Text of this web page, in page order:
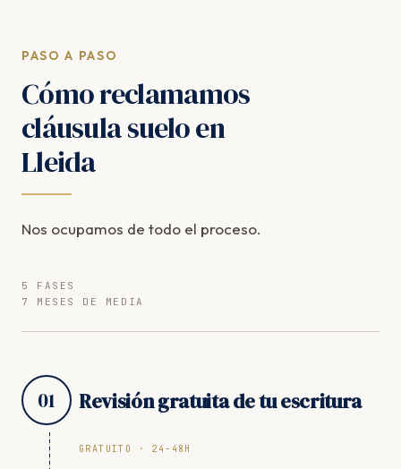
PASO A PASO
Cómo reclamamos
cláusula suelo en
Lleida
Nos ocupamos de todo el proceso.
5 FASES
7 MESES DE MEDIA
01 Revisión gratuita de tu escritura
GRATUITO · 24-48H